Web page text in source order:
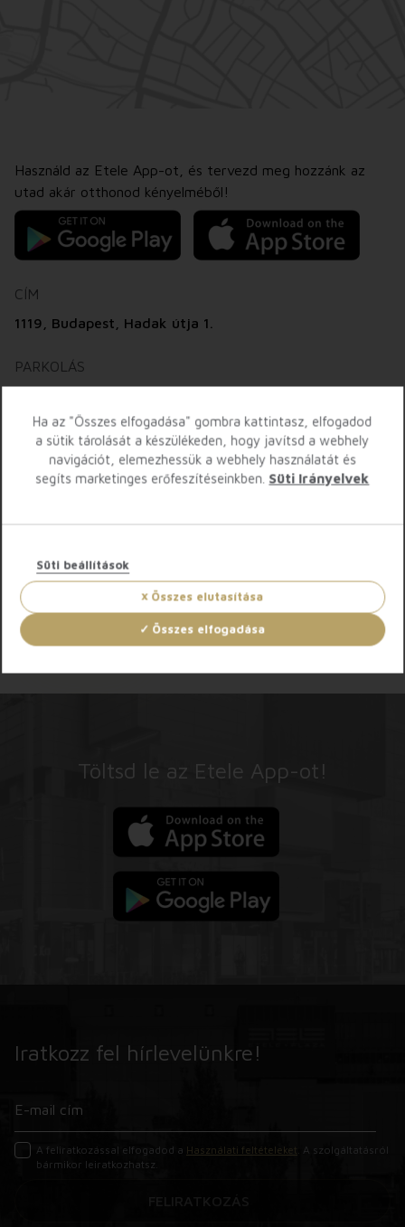
Használd az Etele App-ot, és tervezd meg hozzánk az
utad akár otthonod kényelméből!
CÍM
1119, Budapest, Hadak útja 1.
PARKOLÁS
05:30-22:15
Parkolás:450 Ft / megkezdett óra
Parkolás Etele App-on keresztül: Két óra egy óra
Parkolás Etele App-on keresztül: 650 Ft / megkezdett
óra
TOVÁBBI INFO
Töltsd le az Etele App-ot!
Iratkozz fel hírlevelünkre!
A feliratkozással elfogadod a Használati feltételeket . A szolgáltatásról
bármikor leiratkozhatsz.
Ha az "Összes elfogadása" gombra kattintasz, elfogadod
a sütik tárolását a készülékeden, hogy javítsd a webhely
navigációt, elemezhessük a webhely használatát és
segíts marketinges erőfeszítéseinkben. Süti Irányelvek
Összes elutasítása
Összes elfogadása
Süti beállítások